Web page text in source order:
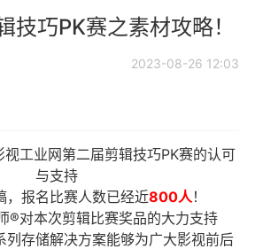
技巧PK赛之素材攻略！
2023-08-26 12:03
视工业网第二届剪辑技巧PK赛的认可
与支持
，报名比赛人数已经近800人！
®对本次剪辑比赛奖品的大力支持
列存储解决方案能够为广大影视前后